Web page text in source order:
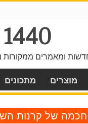
1440
ומאמרים ממקורות נבחרים –
מוצרים מתכונים
חכמה של קרנות